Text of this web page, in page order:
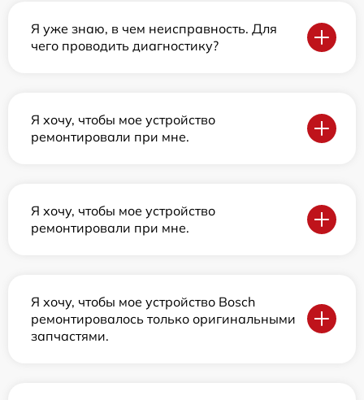
Я уже знаю, в чем неисправность. Для
чего проводить диагностику?
Я хочу, чтобы мое устройство
ремонтировали при мне.
Я хочу, чтобы мое устройство
ремонтировали при мне.
Я хочу, чтобы мое устройство Bosch
ремонтировалось только оригинальными
запчастями.